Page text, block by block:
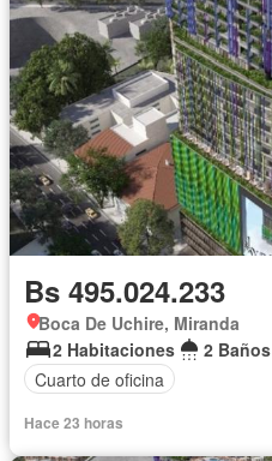
Bs 495.024.233
Boca De Uchire, Miranda
2 Habitaciones
2 Baños
Cuarto de oficina
Hace 23 horas